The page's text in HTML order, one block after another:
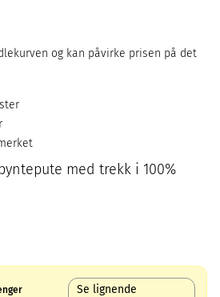
og kan påvirke prisen på det
med trekk i 100%
Se lignende